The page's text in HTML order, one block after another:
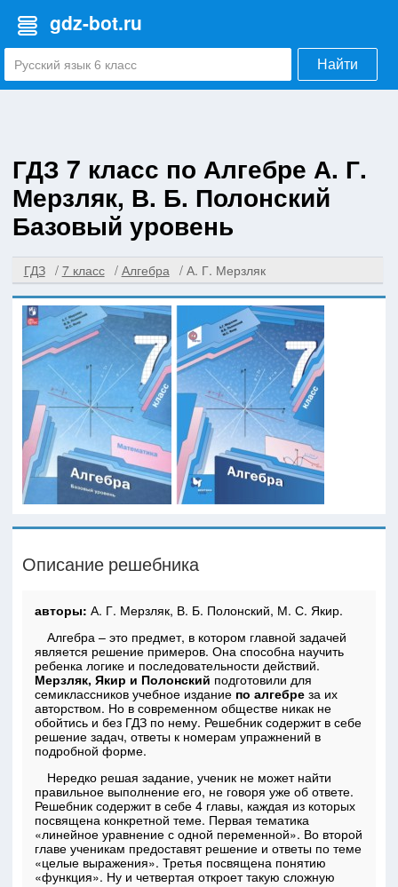
gdz-bot.ru
Найти
ГДЗ 7 класс по Алгебре А. Г.
Мерзляк, В. Б. Полонский
Базовый уровень
ГДЗ 7 класс Алгебра А. Г. Мерзляк
Описание решебника
авторы:А. Г. Мерзляк, В. Б. Полонский, М. С. Якир.
Алгебра – это предмет, в котором главной задачей
является решение примеров. Она способна научить
ребенка логике и последовательности действий.
Мерзляк, Якир и Полонский подготовили для
семиклассников учебное издание по алгебре за их
авторством. Но в современном обществе никак не
обойтись и без ГДЗ по нему. Решебник содержит в себе
решение задач, ответы к номерам упражнений в
подробной форме.
Нередко решая задание, ученик не может найти
правильное выполнение его, не говоря уже об ответе.
Решебник содержит в себе 4 главы, каждая из которых
посвящена конкретной теме. Первая тематика
«линейное уравнение с одной переменной». Во второй
главе ученикам предоставят решение и ответы по теме
«целые выражения». Третья посвящена понятию
«функция». Ну и четвертая откроет такую сложную